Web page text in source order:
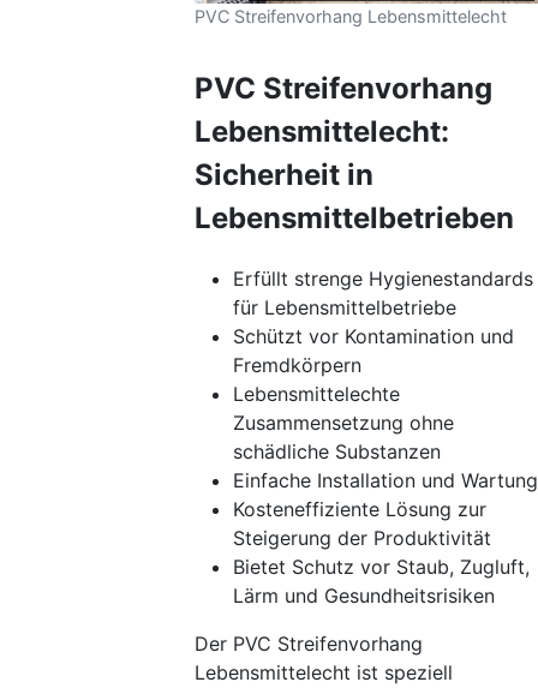
PVC Streifenvorhang Lebensmittelecht
PVC Streifenvorhang
Lebensmittelecht:
Sicherheit in
Lebensmittelbetrieben
Erfüllt strenge Hygienestandards
für Lebensmittelbetriebe
Schützt vor Kontamination und
Fremdkörpern
Lebensmittelechte
Zusammensetzung ohne
schädliche Substanzen
Einfache Installation und Wartung
Kosteneffiziente Lösung zur
Steigerung der Produktivität
Bietet Schutz vor Staub, Zugluft,
Lärm und Gesundheitsrisiken
Der PVC Streifenvorhang
Lebensmittelecht ist speziell